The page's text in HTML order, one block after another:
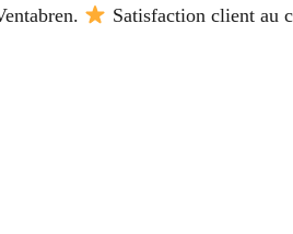
Satisfaction client au